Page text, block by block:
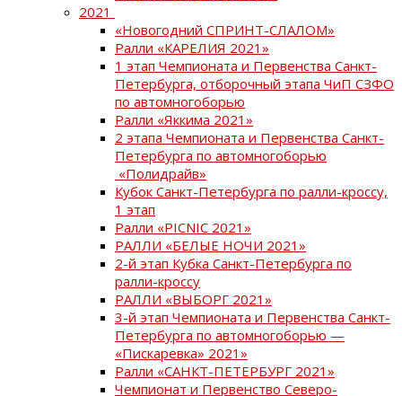
2021
«Новогодний СПРИНТ-СЛАЛОМ»
Ралли «КАРЕЛИЯ 2021»
1 этап Чемпионата и Первенства Санкт-
Петербурга, отборочный этапа ЧиП СЗФО
по автомногоборью
Ралли «Яккима 2021»
2 этапа Чемпионата и Первенства Санкт-
Петербурга по автомногоборью
«Полидрайв»
Кубок Санкт-Петербурга по ралли-кроссу,
1 этап
Ралли «PICNIC 2021»
РАЛЛИ «БЕЛЫЕ НОЧИ 2021»
2-й этап Кубка Санкт-Петербурга по
ралли-кроссу
РАЛЛИ «ВЫБОРГ 2021»
3-й этап Чемпионата и Первенства Санкт-
Петербурга по автомногоборью —
«Пискаревка» 2021»
Ралли «САНКТ-ПЕТЕРБУРГ 2021»
Чемпионат и Первенство Северо-